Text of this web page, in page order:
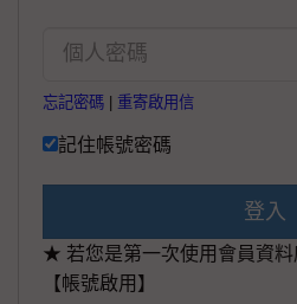
忘記密碼 重寄啟用信
記住帳號密碼
登入
★ 若您是第一次使用會員資料
【帳號啟用】